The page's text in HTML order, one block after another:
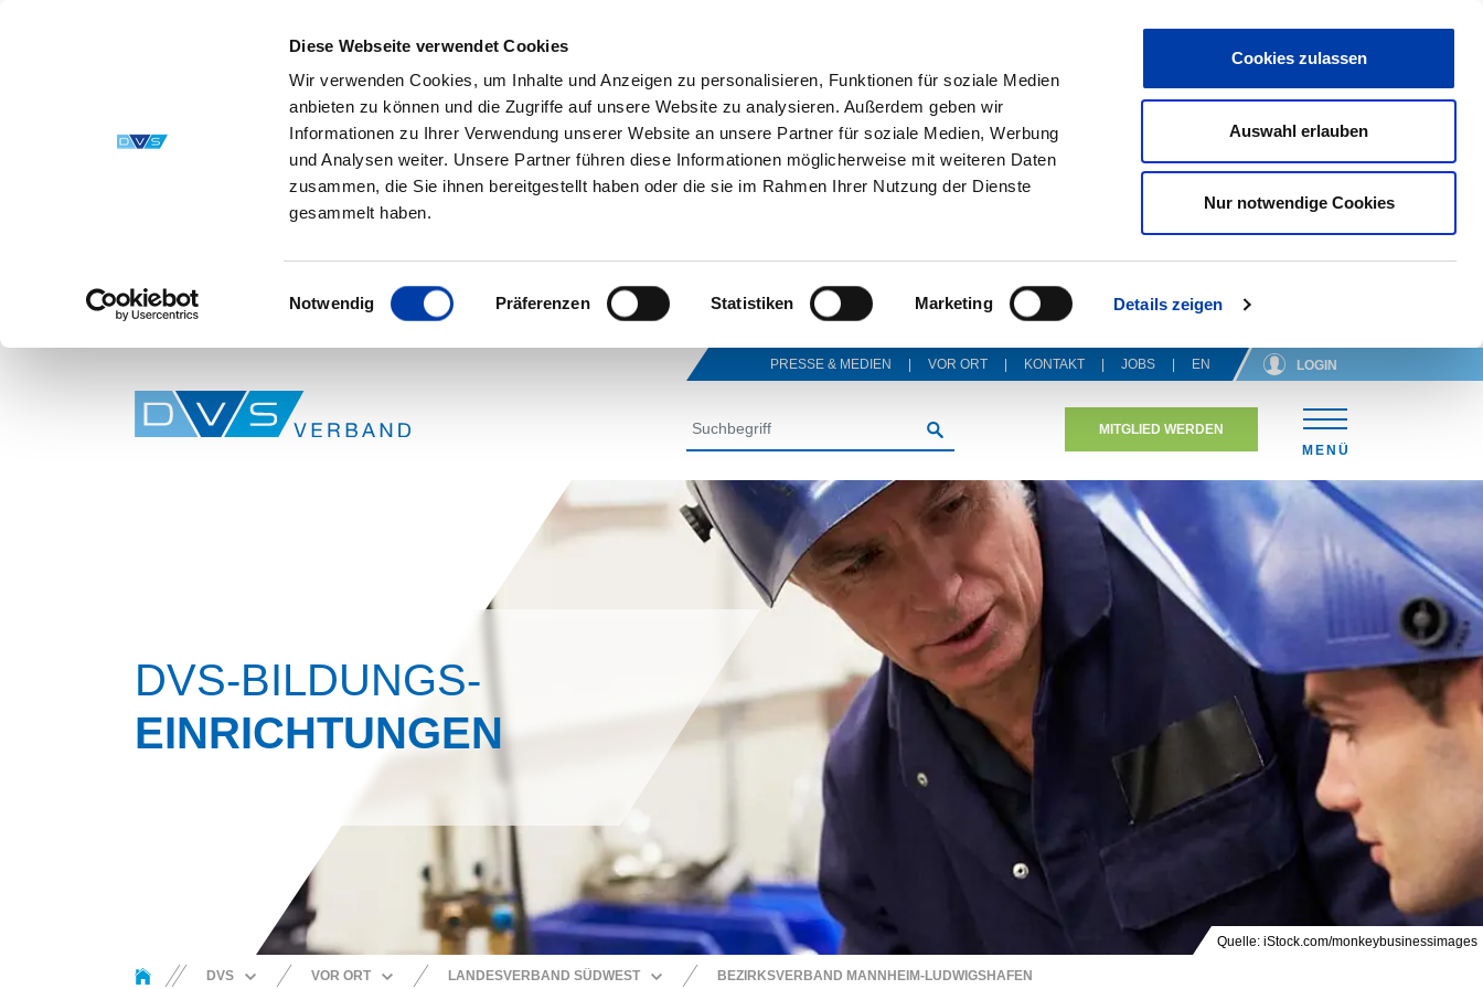
Diese Webseite verwendet Cookies
Wir verwenden Cookies, um Inhalte und Anzeigen zu personalisieren, Funktionen für soziale Medien
anbieten zu können und die Zugriffe auf unsere Website zu analysieren. Außerdem geben wir
Informationen zu Ihrer Verwendung unserer Website an unsere Partner für soziale Medien, Werbung
und Analysen weiter. Unsere Partner führen diese Informationen möglicherweise mit weiteren Daten
zusammen, die Sie ihnen bereitgestellt haben oder die sie im Rahmen Ihrer Nutzung der Dienste
gesammelt haben.
Einwilligungsauswahl
Notwendig Präferenzen Statistiken Marketing Details zeigen
Cookies zulassen
Auswahl erlauben
Nur notwendige Cookies
PRESSE & MEDIEN VOR ORT KONTAKT JOBS EN LOGIN
SUCHEN
MITGLIED WERDEN
MENÜ
Quelle: iStock.com/monkeybusinessimages
DVS-BILDUNGS-
EINRICHTUNGEN
You are here:
DVS
VOR ORT
LANDESVERBAND SÜDWEST
BEZIRKSVERBAND MANNHEIM-LUDWIGSHAFEN